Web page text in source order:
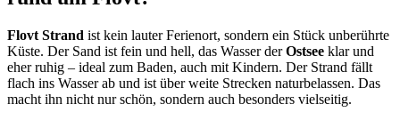
Flovt Strand ist kein lauter Ferienort, sondern ein Stück unberührte
Küste. Der Sand ist fein und hell, das Wasser derOstsee klar und
eher ruhig – ideal zum Baden, auch mit Kindern. Der Strand fällt
flach ins Wasser ab und ist über weite Strecken naturbelassen. Das
macht ihn nicht nur schön, sondern auch besonders vielseitig.